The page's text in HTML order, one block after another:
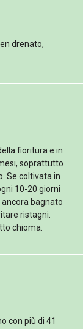
drenato,
fioritura e in
soprattutto
Se coltivata in
10-20 giorni
bagnato
ristagni.
chioma.
con più di 41